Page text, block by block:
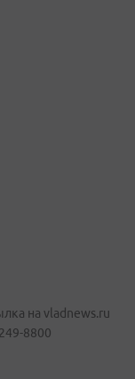
на vladnews.ru
8800